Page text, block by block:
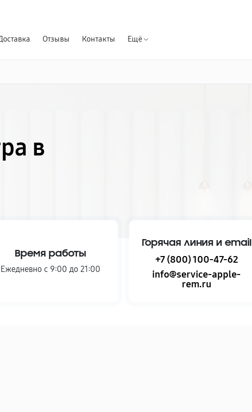
Отзывы Контакты Ещё
в
Время работы
Ежедневно с 9:00 до 21:00
Горячая линия и email
+7 (800) 100-47-62
info@service-apple-
rem.ru